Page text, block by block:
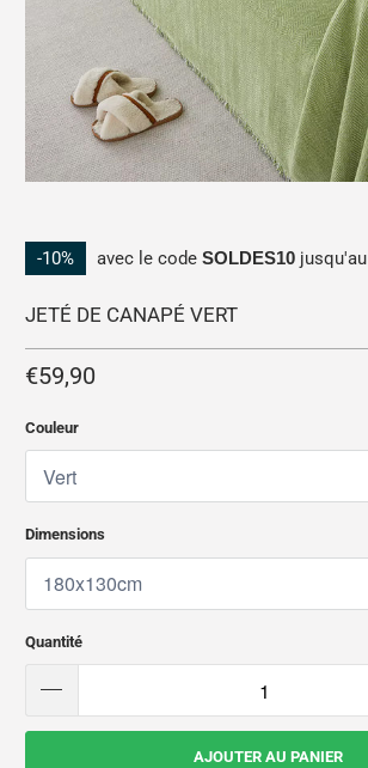
-10% avec le codeSOLDES10 jusqu'au
JETÉ DE CANAPÉ VERT
€59,90
Couleur
Dimensions
Quantité
AJOUTER AU PANIER